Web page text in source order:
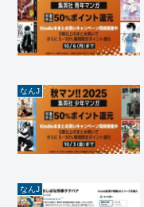
なんJ
なんJ